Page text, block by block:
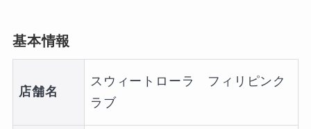
基本情報
店舗名
スウィートローラ フィリピンク
ラブ